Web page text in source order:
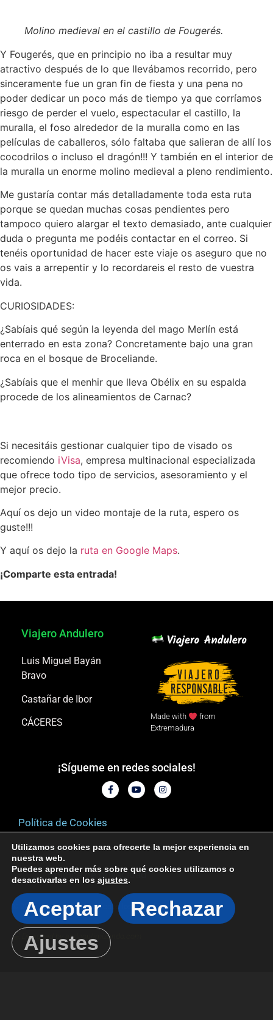
Molino medieval en el castillo de Fougerés.
Y Fougerés, que en principio no iba a resultar muy
atractivo después de lo que llevábamos recorrido, pero
sinceramente fue un gran fin de fiesta y una pena no
poder dedicar un poco más de tiempo ya que corríamos
riesgo de perder el vuelo, espectacular el castillo, la
muralla, el foso alrededor de la muralla como en las
películas de caballeros, sólo faltaba que salieran de allí los
cocodrilos o incluso el dragón!!! Y también en el interior de
la muralla un enorme molino medieval a pleno rendimiento.
Me gustaría contar más detalladamente toda esta ruta
porque se quedan muchas cosas pendientes pero
tampoco quiero alargar el texto demasiado, ante cualquier
duda o pregunta me podéis contactar en el correo. Si
tenéis oportunidad de hacer este viaje os aseguro que no
os vais a arrepentir y lo recordareis el resto de vuestra
vida.
CURIOSIDADES:
¿Sabíais qué según la leyenda del mago Merlín está
enterrado en esta zona? Concretamente bajo una gran
roca en el bosque de Broceliande.
¿Sabíais que el menhir que lleva Obélix en su espalda
procede de los alineamientos de Carnac?
Si necesitáis gestionar cualquier tipo de visado os
recomiendo iVisa, empresa multinacional especializada
que ofrece todo tipo de servicios, asesoramiento y el
mejor precio.
Aquí os dejo un video montaje de la ruta, espero os
guste!!!
Y aquí os dejo la ruta en Google Maps.
¡Comparte esta entrada!
Viajero Andulero
Luis Miguel Bayán
Bravo
Castañar de Ibor
CÁCERES
Made with
from
Extremadura
¡Sígueme en redes sociales!
Política de Cookies
Aviso legal
Política de privacidad
© 2026 Viajero Andulero. Todos los derechos reservados
💻 Designed by andooptimizando.com
Utilizamos cookies para ofrecerte la mejor experiencia en
nuestra web.
Puedes aprender más sobre qué cookies utilizamos o
desactivarlas en los ajustes.
Aceptar
Rechazar
Ajustes